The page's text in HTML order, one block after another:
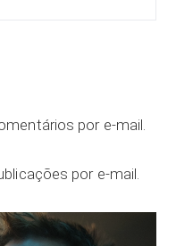
por e-mail.
por e-mail.